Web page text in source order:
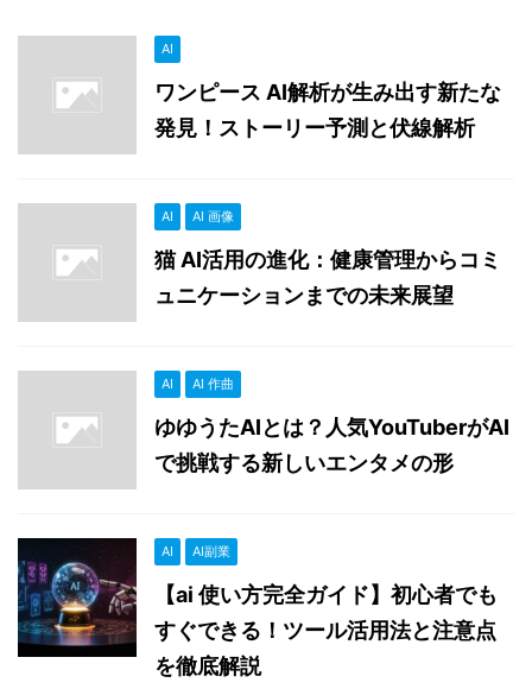
AI
ワンピース AI解析が生み出す新たな
発見！ストーリー予測と伏線解析
AI AI 画像
猫 AI活用の進化：健康管理からコミ
ュニケーションまでの未来展望
AI AI 作曲
ゆゆうたAIとは？人気YouTuberがAI
で挑戦する新しいエンタメの形
AI AI副業
【ai 使い方完全ガイド】初心者でも
すぐできる！ツール活用法と注意点
を徹底解説